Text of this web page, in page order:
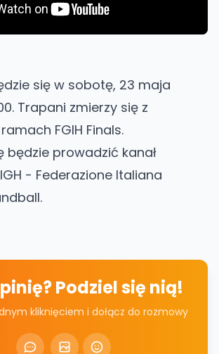
się w sobotę, 23 maja
Trapani zmierzy się z
FGIH Finals.
będzie prowadzić kanał
- Federazione Italiana
Podziel się nią!
kliknięciem i dołącz do rozmowy